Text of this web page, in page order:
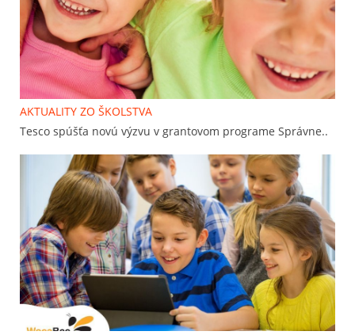
AKTUALITY ZO ŠKOLSTVA
Tesco spúšťa novú výzvu v grantovom programe Správne..